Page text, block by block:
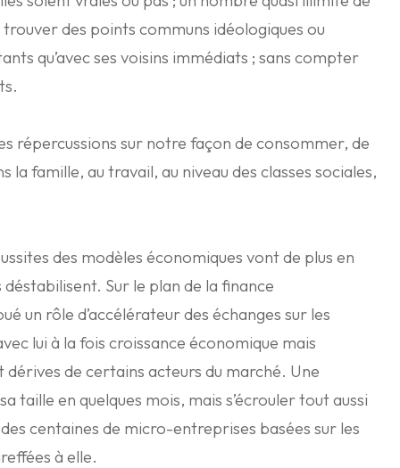
des points communs idéologiques ou
qu’avec ses voisins immédiats ; sans compter
répercussions sur notre façon de consommer, de
la famille, au travail, au niveau des classes sociales,
des modèles économiques vont de plus en
Sur le plan de la finance
un rôle d’accélérateur des échanges sur les
lui à la fois croissance économique mais
de certains acteurs du marché. Une
taille en quelques mois, mais s’écrouler tout aussi
centaines de micro-entreprises basées sur les
à elle.